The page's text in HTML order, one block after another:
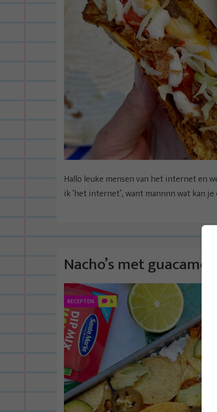
Hallo leuke mensen van het internet en
ik ‘het internet’, want mannnn wat kan je
Nacho’s met
RECEPTEN 6